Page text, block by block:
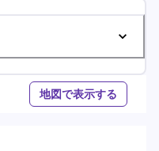
地図で表示する